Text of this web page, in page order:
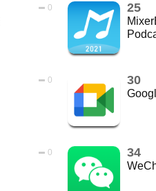
0 25
0 30
0 34